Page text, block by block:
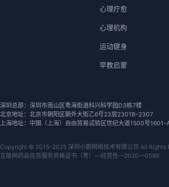
心理疗愈
心理机构
运动健身
早教启蒙
深圳总部：深圳市南山区粤海街道科兴科学园D3栋7楼
北京地址：北京市朝阳区朝外大街乙6号23层2301B-2307
上海地址：中国（上海）自由贸易试验区世纪大道1500号1601-
Copyright © 2015-2025 深圳小鹅网络技术有限公司 All Rights
互联网药品信息服务资格证书（粤）—经营性—2020—0589